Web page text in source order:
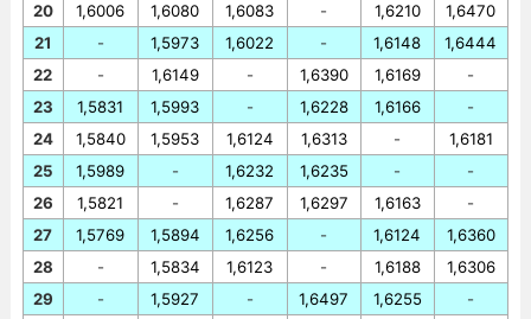
20
21
22
23
24
25
26
27
28
29
1,6006
-
-
1,5831
1,5840
1,5989
1,5821
1,5769
-
-
1,6080
1,5973
1,6149
1,5993
1,5953
-
-
1,5894
1,5834
1,5927
1,6083
1,6022
-
-
1,6124
1,6232
1,6287
1,6256
1,6123
-
-
-
1,6390
1,6228
1,6313
1,6235
1,6297
-
-
1,6497
1,6210
1,6148
1,6169
1,6166
-
-
1,6163
1,6124
1,6188
1,6255
1,6470
1,6444
-
-
1,6181
-
-
1,6360
1,6306
-